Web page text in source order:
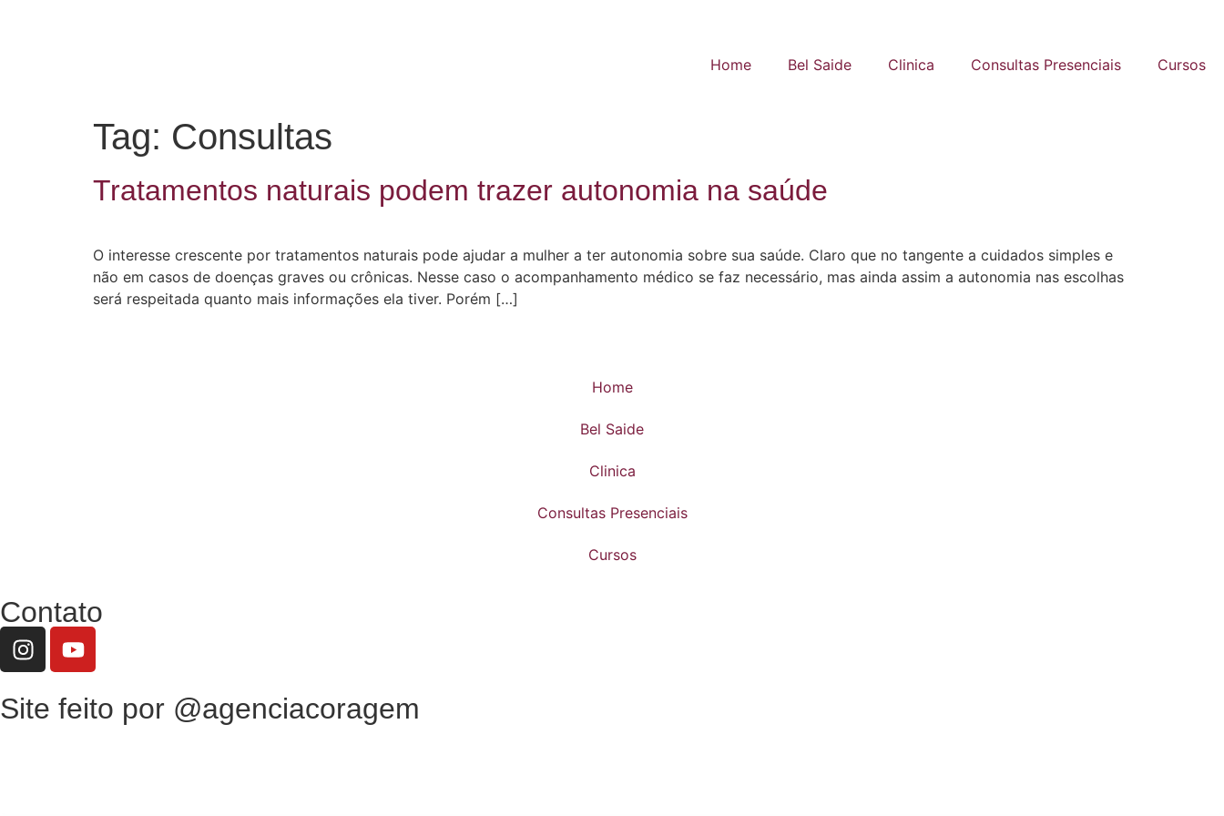
Home Bel Saide Clinica Consultas Presenciais Cursos
Tag: Consultas
Tratamentos naturais podem trazer autonomia na saúde
O interesse crescente por tratamentos naturais pode ajudar a mulher a ter autonomia sobre sua saúde. Claro que no tangente a cuidados simples e
não em casos de doenças graves ou crônicas. Nesse caso o acompanhamento médico se faz necessário, mas ainda assim a autonomia nas escolhas
será respeitada quanto mais informações ela tiver. Porém […]
Home
Bel Saide
Clinica
Consultas Presenciais
Cursos
Contato
Site feito por @agenciacoragem